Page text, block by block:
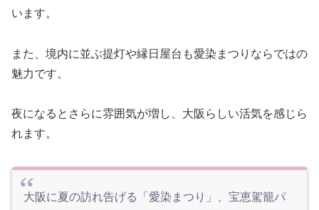
います。
また、境内に並ぶ提灯や縁日屋台も愛染まつりならではの
魅力です。
夜になるとさらに雰囲気が増し、大阪らしい活気を感じら
れます。
大阪に夏の訪れ告げる「愛染まつり」、宝恵駕籠パ